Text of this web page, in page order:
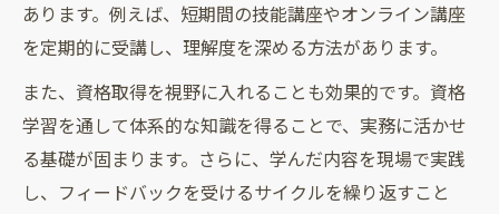
あります。例えば、短期間の技能講座やオンライン講座
を定期的に受講し、理解度を深める方法があります。
また、資格取得を視野に入れることも効果的です。資格
学習を通して体系的な知識を得ることで、実務に活かせ
る基礎が固まります。さらに、学んだ内容を現場で実践
し、フィードバックを受けるサイクルを繰り返すこと